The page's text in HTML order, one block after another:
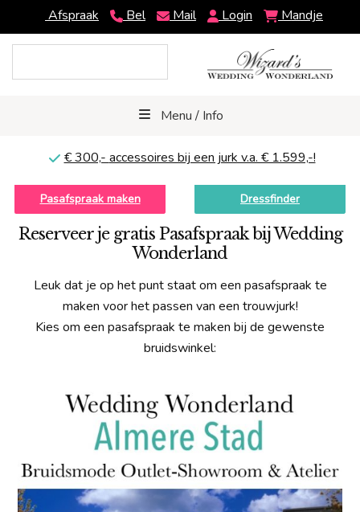
Afspraak Bel Mail Login Mandje
Menu / Info
€ 300,- accessoires bij een jurk v.a. € 1.599,-!
Pasafspraak maken Dressfinder
Reserveer je gratis Pasafspraak bij Wedding
Wonderland
Leuk dat je op het punt staat om een pasafspraak te
maken voor het passen van een trouwjurk!
Kies om een pasafspraak te maken bij de gewenste
bruidswinkel: